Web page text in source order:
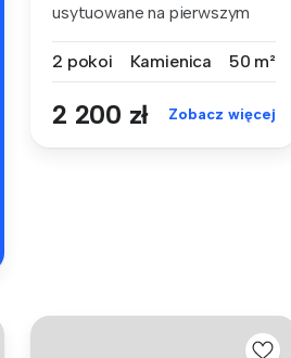
usytuowane na pierwszym
2 pokoi
Kamienica 50 m²
2 200 zł Zobacz więcej